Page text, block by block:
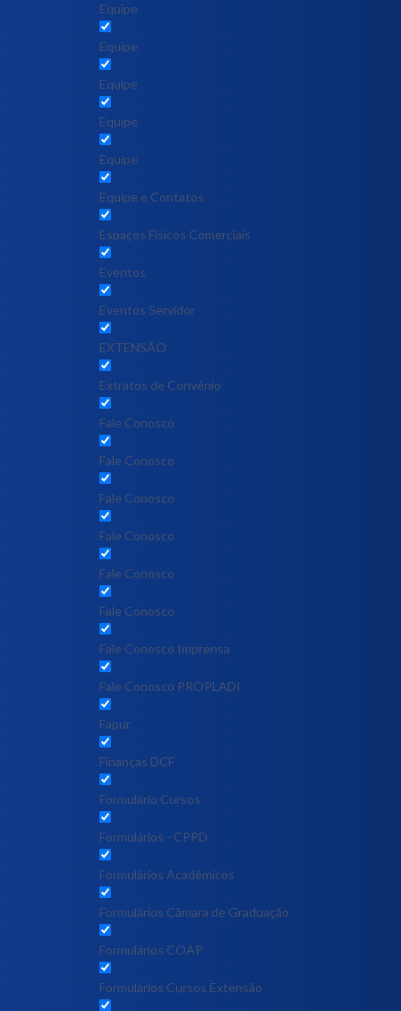
Equipe
Equipe
Equipe
Equipe
Equipe
Equipe e Contatos
Espaços Físicos Comerciais
Eventos
Eventos Servidor
EXTENSÃO
Extratos de Convênio
Fale Conosco
Fale Conosco
Fale Conosco
Fale Conosco
Fale Conosco
Fale Conosco
Fale Conosco Imprensa
Fale Conosco PROPLADI
Fapur
Finanças DCF
Formulário Cursos
Formulários - CPPD
Formulários Acadêmicos
Formulários Câmara de Graduação
Formulários COAP
Formulários Cursos Extensão